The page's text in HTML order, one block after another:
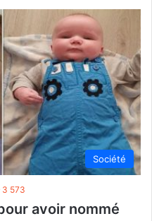
Société
3 573
avoir nommé